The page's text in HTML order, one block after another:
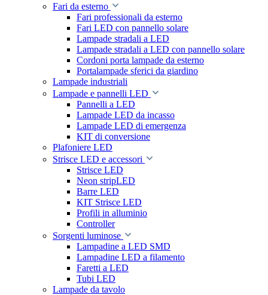
Fari da esterno
Fari professionali da esterno
Fari LED con pannello solare
Lampade stradali a LED
Lampade stradali a LED con pannello solare
Cordoni porta lampade da esterno
Portalampade sferici da giardino
Lampade industriali
Lampade e pannelli LED
Pannelli a LED
Lampade LED da incasso
Lampade LED di emergenza
KIT di conversione
Plafoniere LED
Strisce LED e accessori
Strisce LED
Neon stripLED
Barre LED
KIT Strisce LED
Profili in alluminio
Controller
Sorgenti luminose
Lampadine a LED SMD
Lampadine LED a filamento
Faretti a LED
Tubi LED
Lampade da tavolo